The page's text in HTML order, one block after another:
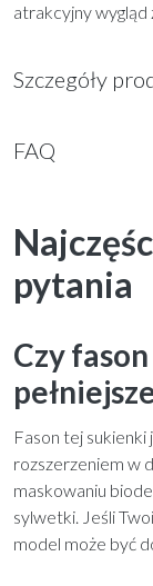
atrakcyjny wygląd
Szczegóły
FAQ
pytania
Czy
Fason tej
rozszerzeniem w
maskowaniu
sylwetki. Jeśli
model może być